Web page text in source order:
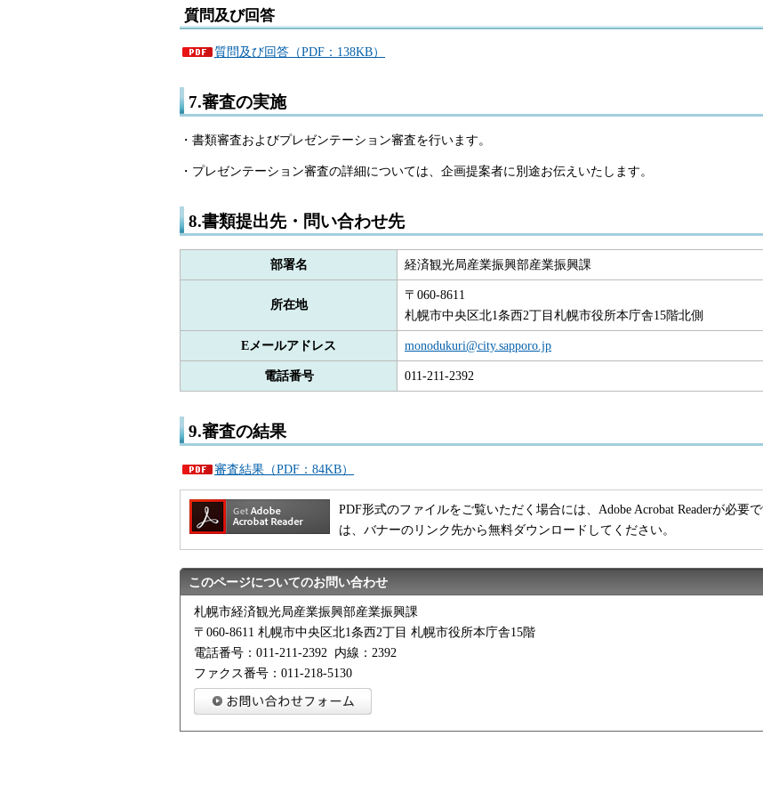
質問及び回答
質問及び回答（PDF：138KB）
7.審査の実施
・書類審査およびプレゼンテーション審査を行います。
・プレゼンテーション審査の詳細については、企画提案者に別途お伝えいたします。
8.書類提出先・問い合わせ先
部署名 経済観光局産業振興部産業振興課
所在地
〒060-8611
札幌市中央区北1条西2丁目札幌市役所本庁舎15階北側
Eメールアドレス monodukuri@city.sapporo.jp
電話番号 011-211-2392
9.審査の結果
審査結果（PDF：84KB）
PDF形式のファイルをご覧いただく場合には、Adobe Acrobat Readerが必要
は、バナーのリンク先から無料ダウンロードしてください。
このページについてのお問い合わせ
札幌市経済観光局産業振興部産業振興課
〒060-8611 札幌市中央区北1条西2丁目 札幌市役所本庁舎15階
電話番号：011-211-2392 内線：2392
ファクス番号：011-218-5130